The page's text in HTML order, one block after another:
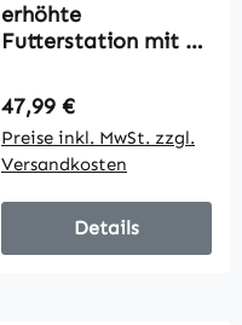
erhöhte
Futterstation mit 2
und 44 L Stauraum,
Magnettüren, für
große Hunde,
Schwarz
Regulärer Preis:
47,99 €
Preise inkl. MwSt. zzgl.
Versandkosten
Details